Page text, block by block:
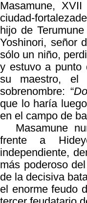
Masamune,
ciudad-
hijo de
Yoshinori, señor
sólo un niño,
y estuvo a punto
su maestro, el
sobrenombre: “
que lo haría
en el campo de
Masamune
frente a
independiente,
más poderoso
de la decisiva
el enorme feudo